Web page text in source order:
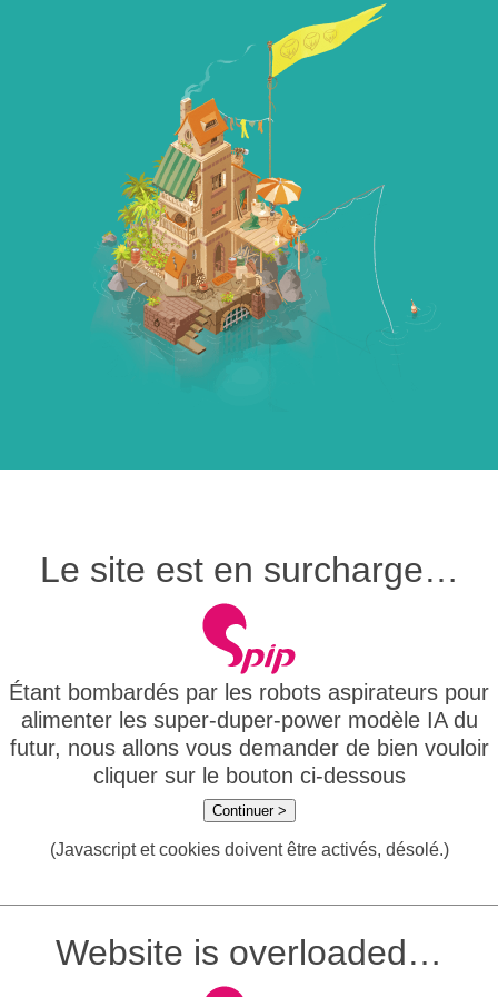
Le site est en surcharge…
Étant bombardés par les robots aspirateurs pour
alimenter les super-duper-power modèle IA du
futur, nous allons vous demander de bien vouloir
cliquer sur le bouton ci-dessous
Continuer >
(Javascript et cookies doivent être activés, désolé.)
Website is overloaded…